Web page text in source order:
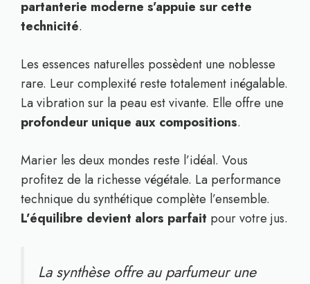
partanterie moderne s’appuie sur cette
technicité.
Les essences naturelles possèdent une noblesse
rare. Leur complexité reste totalement inégalable.
La vibration sur la peau est vivante. Elle offre une
profondeur unique aux compositions.
Marier les deux mondes reste l’idéal. Vous
profitez de la richesse végétale. La performance
technique du synthétique complète l’ensemble.
L’équilibre devient alors parfait pour votre jus.
La synthèse offre au parfumeur une